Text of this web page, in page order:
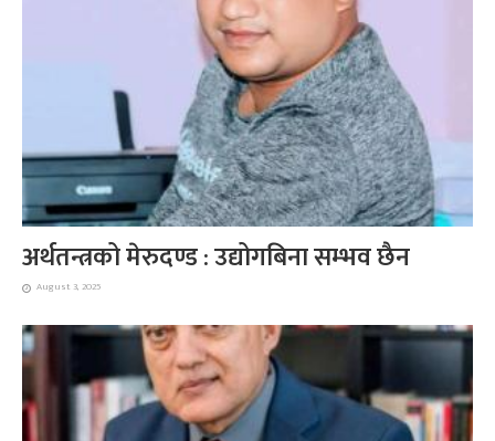
अर्थतन्त्रको मेरुदण्ड : उद्योगबिना सम्भव छैन
August 3, 2025